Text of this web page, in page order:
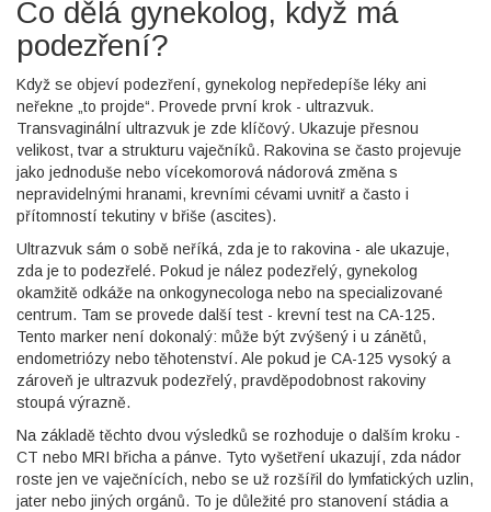
Co dělá gynekolog, když má
podezření?
Když se objeví podezření, gynekolog nepředepíše léky ani
neřekne „to projde“. Provede první krok - ultrazvuk.
Transvaginální ultrazvuk je zde klíčový. Ukazuje přesnou
velikost, tvar a strukturu vaječníků. Rakovina se často projevuje
jako jednoduše nebo vícekomorová nádorová změna s
nepravidelnými hranami, krevními cévami uvnitř a často i
přítomností tekutiny v břiše (ascites).
Ultrazvuk sám o sobě neříká, zda je to rakovina - ale ukazuje,
zda je to podezřelé. Pokud je nález podezřelý, gynekolog
okamžitě odkáže na onkogynecologa nebo na specializované
centrum. Tam se provede další test - krevní test na CA-125.
Tento marker není dokonalý: může být zvýšený i u zánětů,
endometriózy nebo těhotenství. Ale pokud je CA-125 vysoký a
zároveň je ultrazvuk podezřelý, pravděpodobnost rakoviny
stoupá výrazně.
Na základě těchto dvou výsledků se rozhoduje o dalším kroku -
CT nebo MRI břicha a pánve. Tyto vyšetření ukazují, zda nádor
roste jen ve vaječnících, nebo se už rozšířil do lymfatických uzlin,
jater nebo jiných orgánů. To je důležité pro stanovení stádia a